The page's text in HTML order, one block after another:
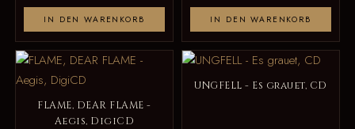
IN DEN WARENKORB IN DEN WARENKORB
FLAME, DEAR FLAME -
Aegis, DigiCD
UNGFELL - Es grauet, CD